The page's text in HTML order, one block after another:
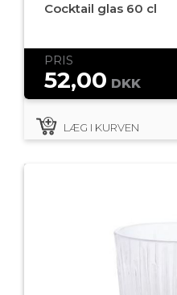
Cocktail glas 60 cl
PRIS
52,00 DKK
LÆG I KURVEN